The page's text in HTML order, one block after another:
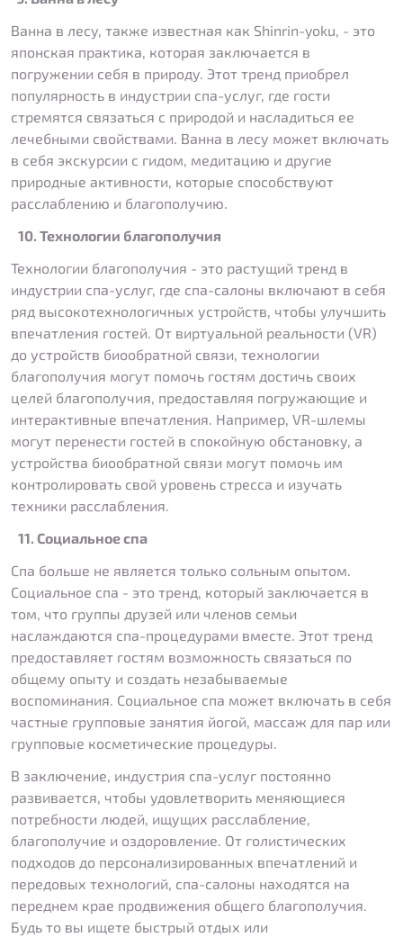
Ванна в лесу, также известная как Shinrin-yoku, - это
японская практика, которая заключается в
погружении себя в природу. Этот тренд приобрел
популярность в индустрии спа-услуг, где гости
стремятся связаться с природой и насладиться ее
лечебными свойствами. Ванна в лесу может включать
в себя экскурсии с гидом, медитацию и другие
природные активности, которые способствуют
расслаблению и благополучию.
10. Технологии благополучия
Технологии благополучия - это растущий тренд в
индустрии спа-услуг, где спа-салоны включают в себя
ряд высокотехнологичных устройств, чтобы улучшить
впечатления гостей. От виртуальной реальности (VR)
до устройств биообратной связи, технологии
благополучия могут помочь гостям достичь своих
целей благополучия, предоставляя погружающие и
интерактивные впечатления. Например, VR-шлемы
могут перенести гостей в спокойную обстановку, а
устройства биообратной связи могут помочь им
контролировать свой уровень стресса и изучать
техники расслабления.
11. Социальное спа
Спа больше не является только сольным опытом.
Социальное спа - это тренд, который заключается в
том, что группы друзей или членов семьи
наслаждаются спа-процедурами вместе. Этот тренд
предоставляет гостям возможность связаться по
общему опыту и создать незабываемые
воспоминания. Социальное спа может включать в себя
частные групповые занятия йогой, массаж для пар или
групповые косметические процедуры.
В заключение, индустрия спа-услуг постоянно
развивается, чтобы удовлетворить меняющиеся
потребности людей, ищущих расслабление,
благополучие и оздоровление. От голистических
подходов до персонализированных впечатлений и
передовых технологий, спа-салоны находятся на
переднем крае продвижения общего благополучия.
Будь то вы ищете быстрый отдых или